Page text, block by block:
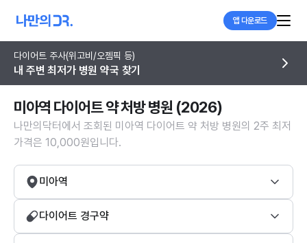
앱 다운로드
다이어트 주사(위고비/오젬픽 등)
내 주변 최저가 병원 약국 찾기
미아역 다이어트 약 처방 병원 (2026)
나만의닥터에서 조회된 미아역 다이어트 약 처방 병원의 2주 최저
가격은 10,000원입니다.
미아역
다이어트 경구약